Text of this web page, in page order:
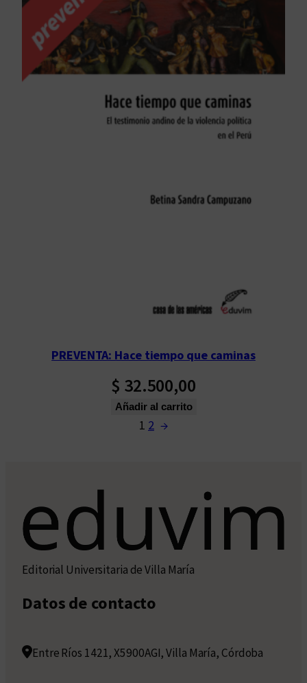
PREVENTA: Hace tiempo que caminas
$ 32.500,00
Añadir al carrito
1 2 →
Editorial Universitaria de Villa María
Datos de contacto
Entre Ríos 1421, X5900AGI, Villa María, Córdoba